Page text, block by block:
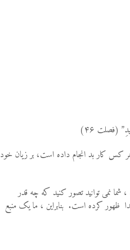
(فصلت ۴۶)
كس كار بد انجام داده است، بر زیان خود
نمی توانید تصور کنید که چه قدر
ظهور کرده است. بنابراین ، ما یک منبع